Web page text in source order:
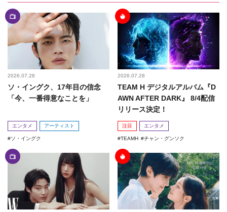
2026.07.28
ソ・イングク、17年目の信念
「今、一番得意なことを」
エンタメ アーティスト
ソ・イングク
2026.07.28
TEAM H デジタルアルバム『D
AWN AFTER DARK』 8/4配信
リリース決定！
注目 エンタメ
TEAMH チャン・グンソク